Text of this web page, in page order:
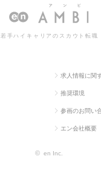
企業の求人情報
若手ハイキャリアのスカウト転職
求人情報に関
推奨環境
参画のお問い
エン会社概要
© en Inc.